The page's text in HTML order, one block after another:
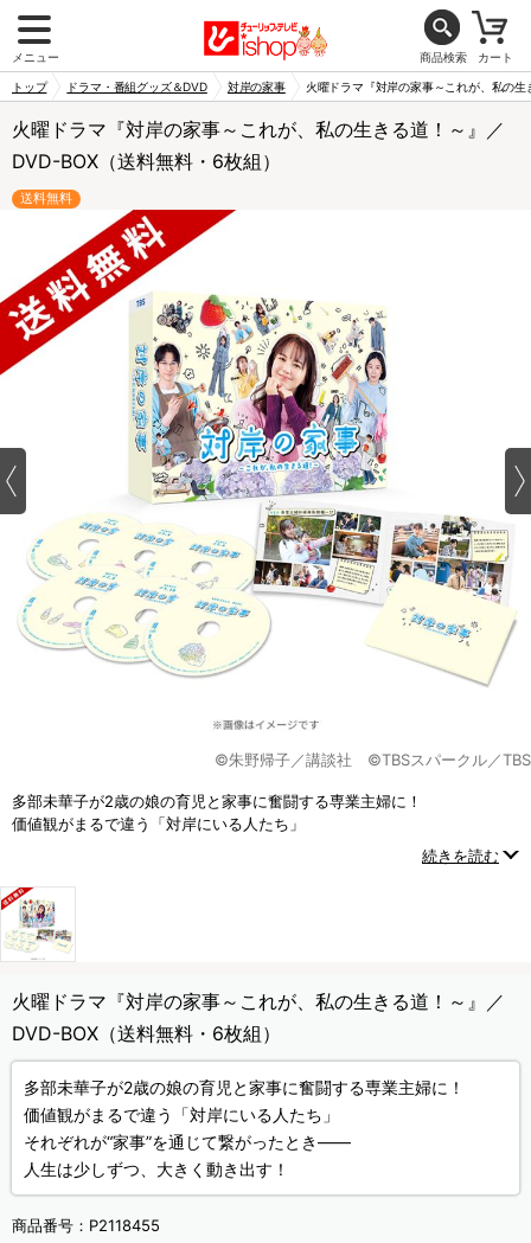
メニュー 商品検索 カート
トップ ドラマ・番組グッズ＆DVD 対岸の家事 火曜ドラマ『対岸の家事～これが、私の
火曜ドラマ『対岸の家事～これが、私の生きる道！～』／
DVD-BOX（送料無料・6枚組）
送料無料
©朱野帰子／講談社 ©TBSスパークル／TBS
多部未華子が2歳の娘の育児と家事に奮闘する専業主婦に！
価値観がまるで違う「対岸にいる人たち」
続きを読む
火曜ドラマ『対岸の家事～これが、私の生きる道！～』／
DVD-BOX（送料無料・6枚組）
多部未華子が2歳の娘の育児と家事に奮闘する専業主婦に！
価値観がまるで違う「対岸にいる人たち」
それぞれが“家事”を通じて繋がったとき――
人生は少しずつ、大きく動き出す！
商品番号： P2118455